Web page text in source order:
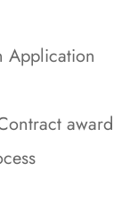
Application
award